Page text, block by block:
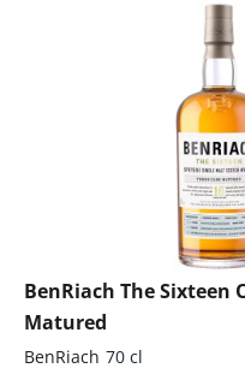
BenRiach The Sixteen
Matured
BenRiach 70 cl